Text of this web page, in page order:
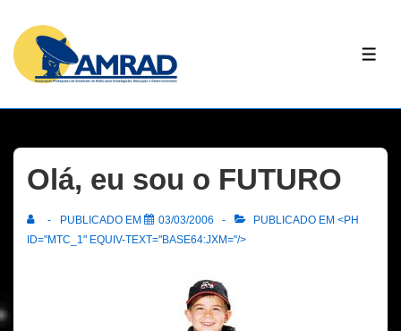
Skip
Content
Olá, eu sou o FUTURO
PUBLICADO EM 03/03/2006
PUBLICADO EM <PH
ID="MTC_1" EQUIV-TEXT="BASE64:JXM="/>